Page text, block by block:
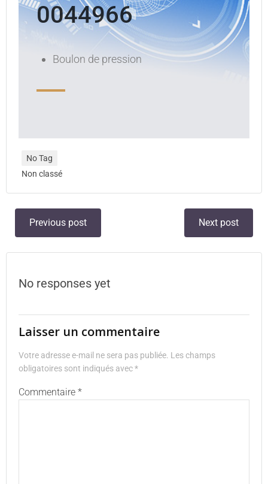
0044966
Boulon de pression
No Tag
Non classé
Previous post Next post
No responses yet
Laisser un commentaire
Votre adresse e-mail ne sera pas publiée. Les champs
obligatoires sont indiqués avec*
Commentaire *